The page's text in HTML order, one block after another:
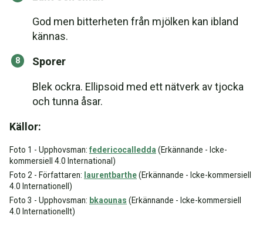
God men bitterheten från mjölken kan ibland
kännas.
Sporer
Blek ockra. Ellipsoid med ett nätverk av tjocka
och tunna åsar.
Källor:
Foto 1 - Upphovsman: federicocalledda (Erkännande - Icke-
kommersiell 4.0 International)
Foto 2 - Författaren: laurentbarthe(Erkännande - Icke-kommersiell
4.0 Internationell)
Foto 3 - Upphovsman: bkaounas (Erkännande - Icke-kommersiell
4.0 Internationellt)